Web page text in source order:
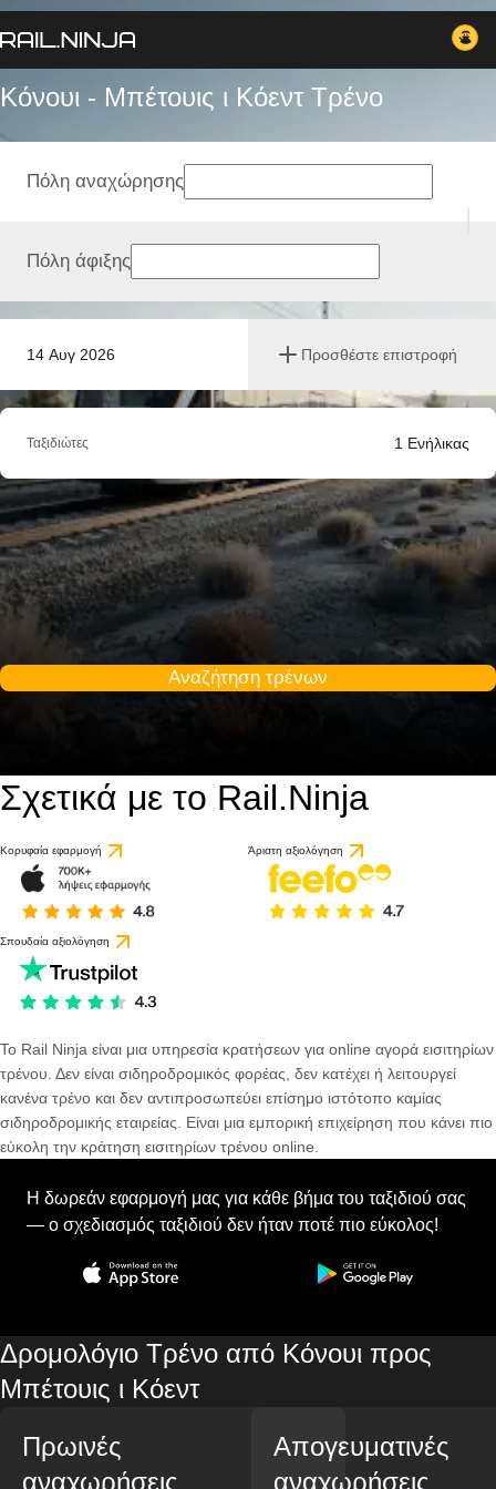
Κόνουι - Μπέτουις ι Κόεντ Tρένο
14 Αυγ 2026 Προσθέστε επιστροφή
Πόλη αναχώρησης
Πόλη άφιξης
Ταξιδιώτες 1 Ενήλικας
Αναζήτηση τρένων
Σχετικά με το Rail.Ninja
Κορυφαία εφαρμογή Άριστη αξιολόγηση
Σπουδαία αξιολόγηση
Το Rail Ninja είναι μια υπηρεσία κρατήσεων για online αγορά εισιτηρίων
τρένου. Δεν είναι σιδηροδρομικός φορέας, δεν κατέχει ή λειτουργεί
κανένα τρένο και δεν αντιπροσωπεύει επίσημο ιστότοπο καμίας
σιδηροδρομικής εταιρείας. Είναι μια εμπορική επιχείρηση που κάνει πιο
εύκολη την κράτηση εισιτηρίων τρένου online.
Η δωρεάν εφαρμογή μας για κάθε βήμα του ταξιδιού σας
— ο σχεδιασμός ταξιδιού δεν ήταν ποτέ πιο εύκολος!
Δρομολόγιο Τρένο από Κόνουι προς
Μπέτουις ι Κόεντ
Πρωινές
αναχωρήσεις
Απογευματινές
αναχωρήσεις